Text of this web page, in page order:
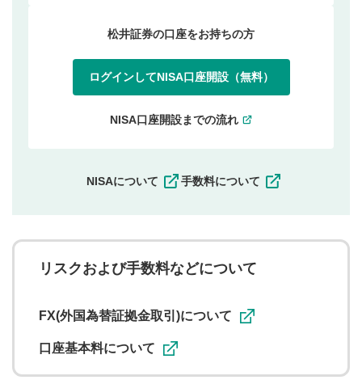
松井証券の口座をお持ちの方
ログインしてNISA口座開設（無料）
NISA口座開設までの流れ
NISAについて 手数料について
リスクおよび手数料などについて
FX(外国為替証拠金取引)について
口座基本料について